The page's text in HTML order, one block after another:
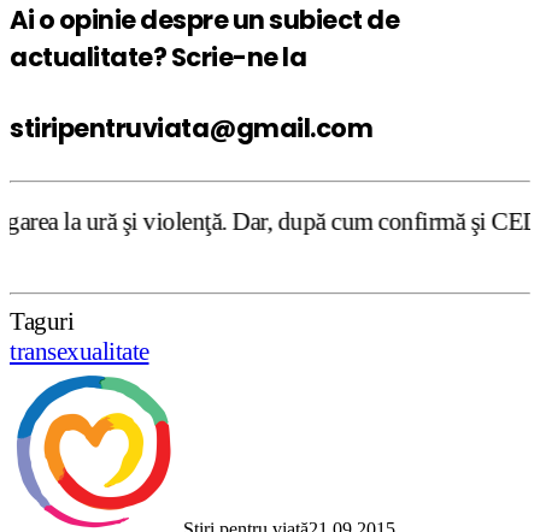
Ai o opinie despre un subiect de
actualitate? Scrie-ne la
stiripentruviata@gmail.com
Dar, după cum confirmă şi CEDO în cazul
Taguri
transexualitate